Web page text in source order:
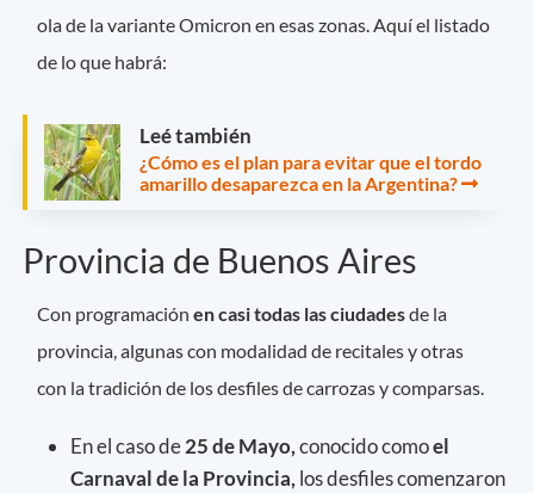
ola de la variante Omicron en esas zonas. Aquí el listado
de lo que habrá:
Leé también
¿Cómo es el plan para evitar que el tordo
amarillo desaparezca en la Argentina?
Provincia de Buenos Aires
Con programaciónen casi todas las ciudadesde la
provincia, algunas con modalidad de recitales y otras
con la tradición de los desfiles de carrozas y comparsas.
En el caso de25 de Mayo,conocido comoel
Carnaval de la Provincia, los desfiles comenzaron